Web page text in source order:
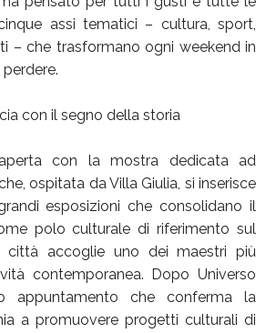
assi tematici – cultura, sport,
– che trasformano ogni weekend in
con il segno della storia
con la mostra dedicata ad
ospitata da Villa Giulia, si inserisce
esposizioni che consolidano il
polo culturale di riferimento sul
città accoglie uno dei maestri più
contemporanea. Dopo Universo
appuntamento che conferma la
a promuovere progetti culturali di